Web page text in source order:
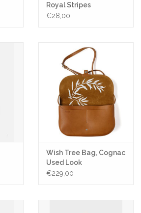
Royal Stripes
€28,00
Wish Tree Bag, Cognac
Used Look
€229,00